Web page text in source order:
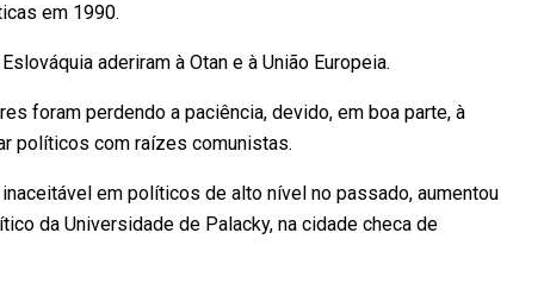
em 1990.
aderiram à Otan e à União Europeia.
foram perdendo a paciência, devido, em boa parte, à
políticos com raízes comunistas.
em políticos de alto nível no passado, aumentou
da Universidade de Palacky, na cidade checa de